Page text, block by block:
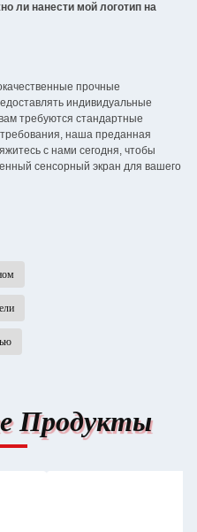
ли нанести мой логотип на
прочные
индивидуальные
требуются стандартные
наша преданная
с нами сегодня, чтобы
сенсорный экран для вашего
Продукты